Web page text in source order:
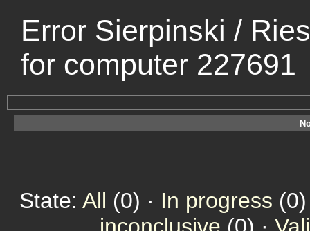
Error Sierpinski /
for computer 227691
State: All (0) · In progress